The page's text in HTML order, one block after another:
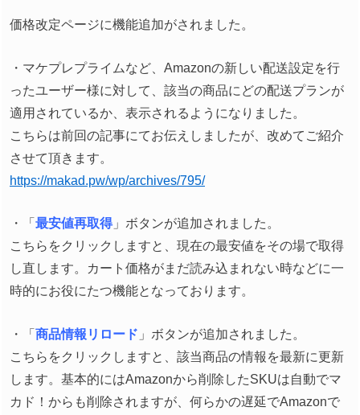
価格改定ページに機能追加がされました。
・マケプレプライムなど、Amazonの新しい配送設定を行
ったユーザー様に対して、該当の商品にどの配送プランが
適用されているか、表示されるようになりました。
こちらは前回の記事にてお伝えしましたが、改めてご紹介
させて頂きます。
https://makad.pw/wp/archives/795/
・「 最安値再取得」ボタンが追加されました。
こちらをクリックしますと、現在の最安値をその場で取得
し直します。カート価格がまだ読み込まれない時などに一
時的にお役にたつ機能となっております。
・「 商品情報リロード 」ボタンが追加されました。
こちらをクリックしますと、該当商品の情報を最新に更新
します。基本的にはAmazonから削除したSKUは自動でマ
カド！からも削除されますが、何らかの遅延でAmazonで